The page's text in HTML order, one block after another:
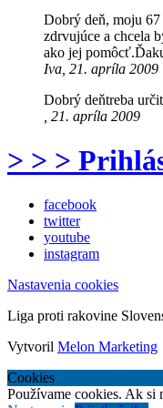
Dobrý deň, moju
zdrvujúce a chcela
ako jej
Iva, 21. apríla 2009
Dobrý deňtreba
, 21. apríla 2009
> > >
facebook
twitter
youtube
instagram
Nastavenia cookies
Liga proti rakovine
Vytvoril Melon Marketing
Cookies
Používame cookies. Ak